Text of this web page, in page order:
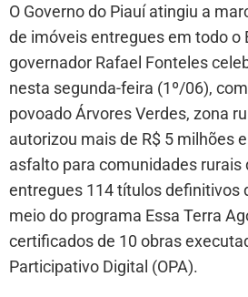
O Governo do Piauí atingiu a
de imóveis entregues em todo o
governador Rafael Fonteles
nesta segunda-feira (1º/06),
povoado Árvores Verdes, zona
autorizou mais de R$ 5 milhões
asfalto para comunidades rurais
entregues 114 títulos definitivos
meio do programa Essa Terra
certificados de 10 obras
Participativo Digital (OPA).